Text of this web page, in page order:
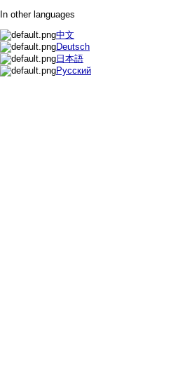
In other languages
中文
Deutsch
日本語
Русский